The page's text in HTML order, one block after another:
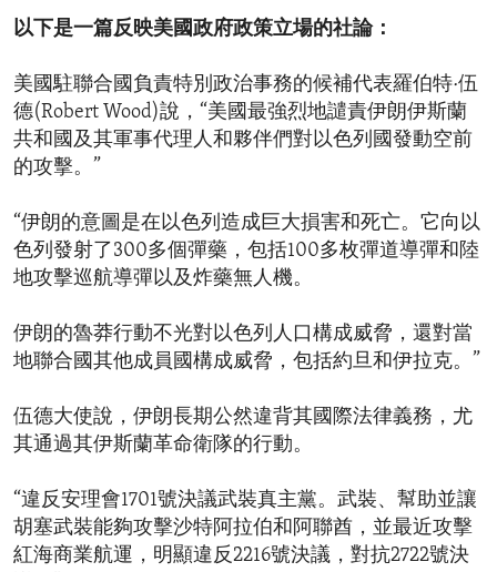
以下是一篇反映美國政府政策立場的社論：
美國駐聯合國負責特別政治事務的候補代表羅伯特·伍
德(Robert Wood)說，“美國最強烈地譴責伊朗伊斯蘭
共和國及其軍事代理人和夥伴們對以色列國發動空前
的攻擊。”
“伊朗的意圖是在以色列造成巨大損害和死亡。它向以
色列發射了300多個彈藥，包括100多枚彈道導彈和陸
地攻擊巡航導彈以及炸藥無人機。
伊朗的魯莽行動不光對以色列人口構成威脅，還對當
地聯合國其他成員國構成威脅，包括約旦和伊拉克。”
伍德大使說，伊朗長期公然違背其國際法律義務，尤
其通過其伊斯蘭革命衛隊的行動。
“違反安理會1701號決議武裝真主黨。武裝、幫助並讓
胡塞武裝能夠攻擊沙特阿拉伯和阿聯酋，並最近攻擊
紅海商業航運，明顯違反2216號決議，對抗2722號決